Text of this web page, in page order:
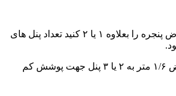
برای حالت کم چین عرض پنجره را بعلاوه ۱ یا ۲ کنید تعداد پنل های
برای مثال:پنجره با عرض ۱/۶ متر به ۲ یا ۳ پنل جهت پوشش کم